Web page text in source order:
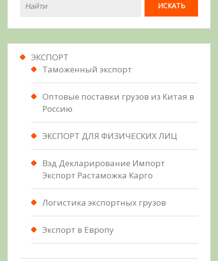
ЭКСПОРТ
Таможенный экспорт
Оптовые поставки грузов из Китая в
Россию
ЭКСПОРТ ДЛЯ ФИЗИЧЕСКИХ ЛИЦ
Вэд Декларирование Импорт
Экспорт Растаможка Карго
Логистика экспортных грузов
Экспорт в Европу